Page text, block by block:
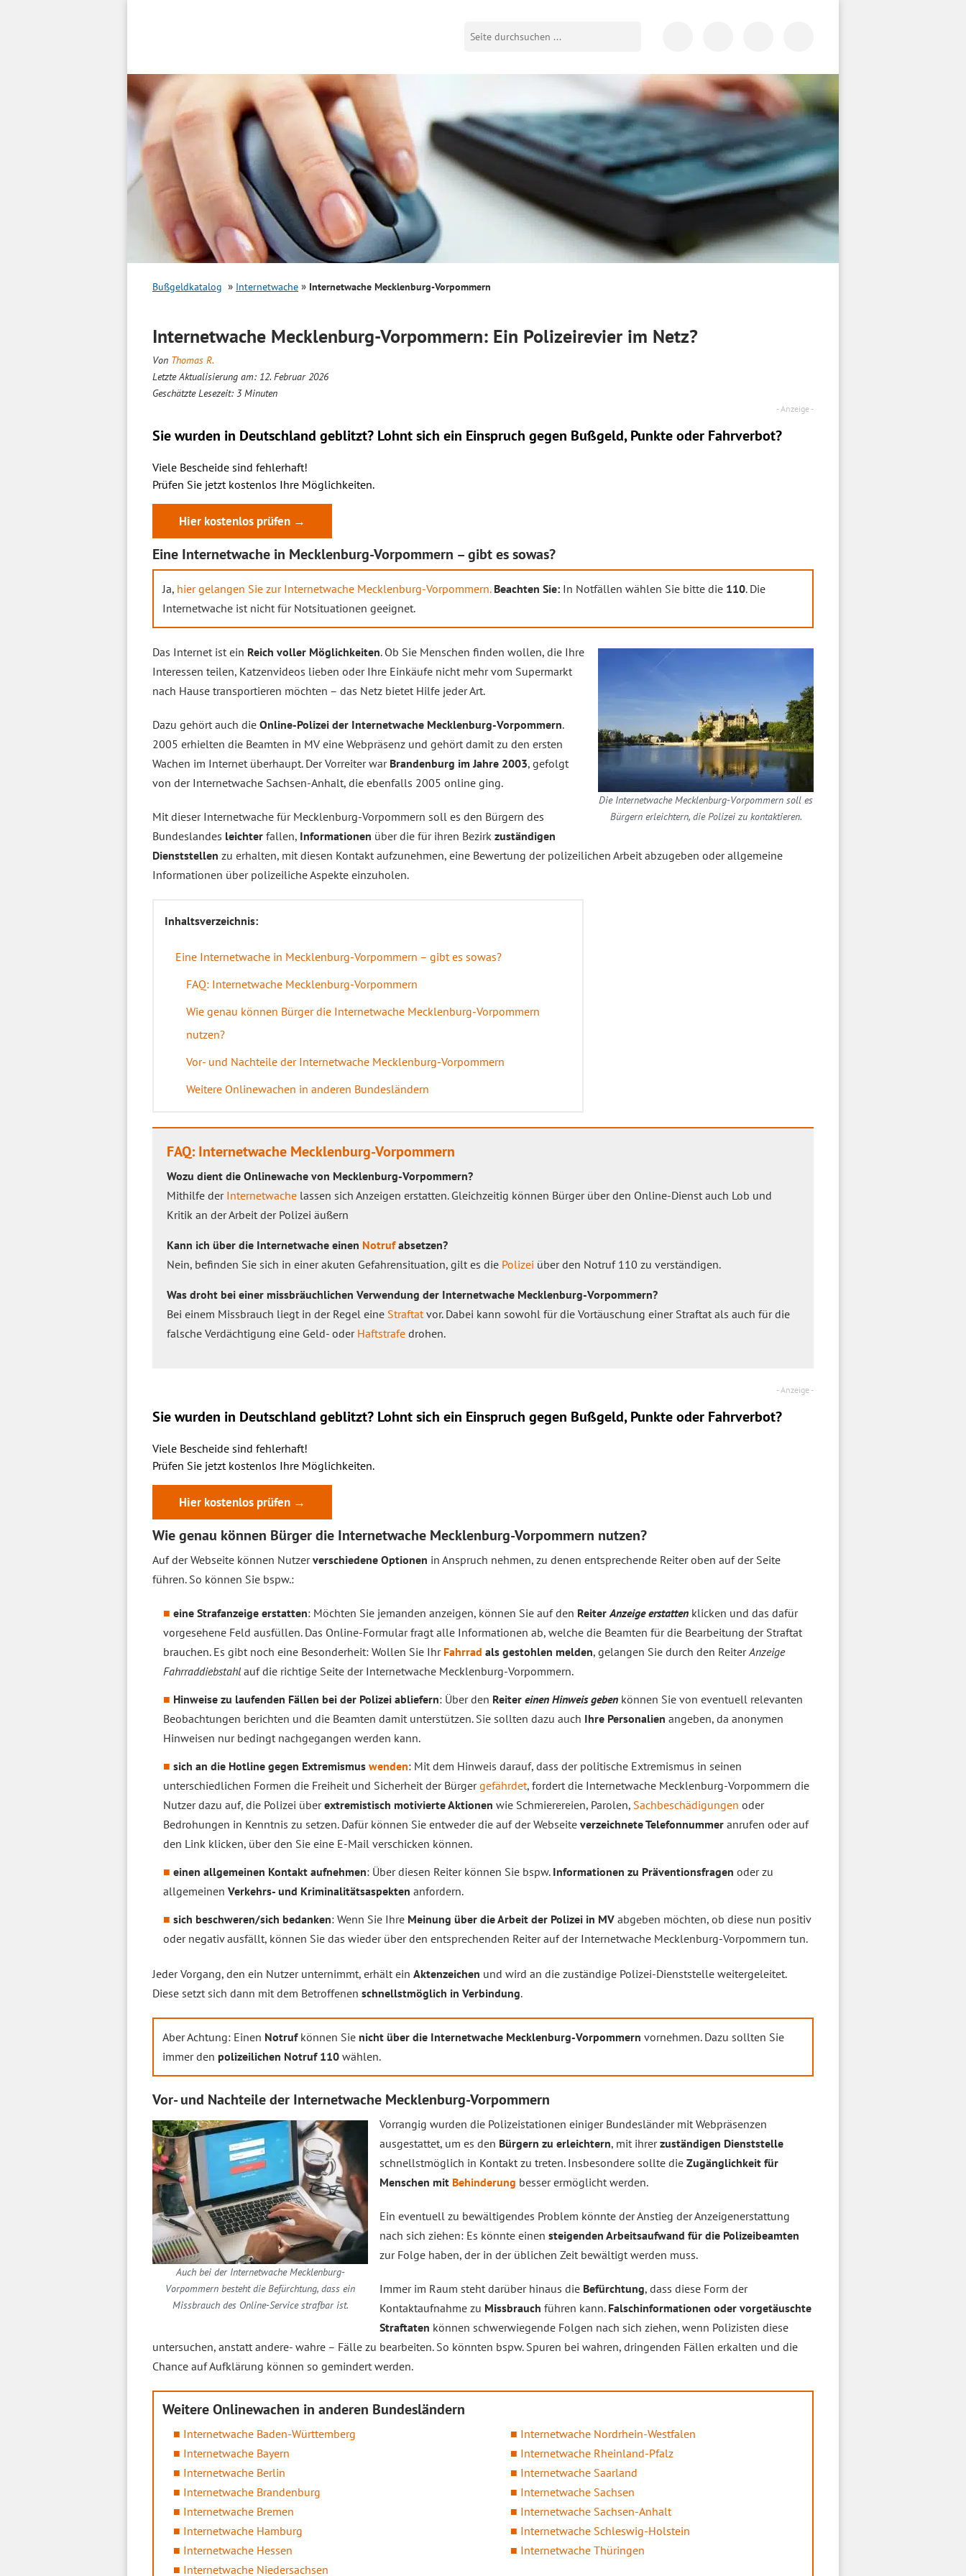
Bußgeldkatalog Internetwache Internetwache Mecklenburg-Vorpommern
Internetwache Mecklenburg-Vorpommern: Ein Polizeirevier im Netz?
Von Thomas R.
Letzte Aktualisierung am: 12. Februar 2026
Geschätzte Lesezeit: 3 Minuten
Sie wurden in Deutschland geblitzt? Lohnt sich ein Einspruch gegen Bußgeld, Punkte oder Fahrverbot?
Viele Bescheide sind fehlerhaft!
Prüfen Sie jetzt kostenlos Ihre Möglichkeiten.
Hier kostenlos prüfen →
Eine Internetwache in Mecklenburg-Vorpommern – gibt es sowas?
Ja, hier gelangen Sie zur Internetwache Mecklenburg-Vorpommern. Beachten Sie: In Notfällen wählen Sie bitte die 110. Die
Internetwache ist nicht für Notsituationen geeignet.
Die Internetwache Mecklenburg-Vorpommern soll es
Bürgern erleichtern, die Polizei zu kontaktieren.
Das Internet ist ein Reich voller Möglichkeiten. Ob Sie Menschen finden wollen, die Ihre
Interessen teilen, Katzenvideos lieben oder Ihre Einkäufe nicht mehr vom Supermarkt
nach Hause transportieren möchten – das Netz bietet Hilfe jeder Art.
Dazu gehört auch die Online-Polizei der Internetwache Mecklenburg-Vorpommern.
2005 erhielten die Beamten in MV eine Webpräsenz und gehört damit zu den ersten
Wachen im Internet überhaupt. Der Vorreiter war Brandenburg im Jahre 2003, gefolgt
von der Internetwache Sachsen-Anhalt, die ebenfalls 2005 online ging.
Mit dieser Internetwache für Mecklenburg-Vorpommern soll es den Bürgern des
Bundeslandes leichter fallen, Informationen über die für ihren Bezirk zuständigen
Dienststellen zu erhalten, mit diesen Kontakt aufzunehmen, eine Bewertung der polizeilichen Arbeit abzugeben oder allgemeine
Informationen über polizeiliche Aspekte einzuholen.
Inhaltsverzeichnis:
Eine Internetwache in Mecklenburg-Vorpommern – gibt es sowas?
FAQ: Internetwache Mecklenburg-Vorpommern
Wie genau können Bürger die Internetwache Mecklenburg-Vorpommern
nutzen?
Vor- und Nachteile der Internetwache Mecklenburg-Vorpommern
Weitere Onlinewachen in anderen Bundesländern
FAQ: Internetwache Mecklenburg-Vorpommern
Wozu dient die Onlinewache von Mecklenburg-Vorpommern?
Mithilfe der Internetwache lassen sich Anzeigen erstatten. Gleichzeitig können Bürger über den Online-Dienst auch Lob und
Kritik an der Arbeit der Polizei äußern
Kann ich über die Internetwache einen Notrufabsetzen?
Nein, befinden Sie sich in einer akuten Gefahrensituation, gilt es die Polizei über den Notruf 110 zu verständigen.
Was droht bei einer missbräuchlichen Verwendung der Internetwache Mecklenburg-Vorpommern?
Bei einem Missbrauch liegt in der Regel eine Straftatvor. Dabei kann sowohl für die Vortäuschung einer Straftat als auch für die
falsche Verdächtigung eine Geld- oder Haftstrafe drohen.
Sie wurden in Deutschland geblitzt? Lohnt sich ein Einspruch gegen Bußgeld, Punkte oder Fahrverbot?
Viele Bescheide sind fehlerhaft!
Prüfen Sie jetzt kostenlos Ihre Möglichkeiten.
Hier kostenlos prüfen →
Wie genau können Bürger die Internetwache Mecklenburg-Vorpommern nutzen?
Auf der Webseite können Nutzerverschiedene Optionen in Anspruch nehmen, zu denen entsprechende Reiter oben auf der Seite
führen. So können Sie bspw.:
eine Strafanzeige erstatten: Möchten Sie jemanden anzeigen, können Sie auf den ReiterAnzeige erstatten klicken und das dafür
vorgesehene Feld ausfüllen. Das Online-Formular fragt alle Informationen ab, welche die Beamten für die Bearbeitung der Straftat
brauchen. Es gibt noch eine Besonderheit: Wollen Sie Ihr Fahrrad als gestohlen melden, gelangen Sie durch den ReiterAnzeige
Fahrraddiebstahl auf die richtige Seite der Internetwache Mecklenburg-Vorpommern.
Hinweise zu laufenden Fällen bei der Polizei abliefern: Über den Reiter einen Hinweis geben können Sie von eventuell relevanten
Beobachtungen berichten und die Beamten damit unterstützen. Sie sollten dazu auch Ihre Personalien angeben, da anonymen
Hinweisen nur bedingt nachgegangen werden kann.
sich an die Hotline gegen Extremismus wenden: Mit dem Hinweis darauf, dass der politische Extremismus in seinen
unterschiedlichen Formen die Freiheit und Sicherheit der Bürgergefährdet, fordert die Internetwache Mecklenburg-Vorpommern die
Nutzer dazu auf, die Polizei überextremistisch motivierte Aktionen wie Schmierereien, Parolen, Sachbeschädigungen oder
Bedrohungen in Kenntnis zu setzen. Dafür können Sie entweder die auf der Webseite verzeichnete Telefonnummer anrufen oder auf
den Link klicken, über den Sie eine E-Mail verschicken können.
einen allgemeinen Kontakt aufnehmen: Über diesen Reiter können Sie bspw. Informationen zu Präventionsfragen oder zu
allgemeinen Verkehrs- und Kriminalitätsaspekten anfordern.
sich beschweren/sich bedanken: Wenn Sie Ihre Meinung über die Arbeit der Polizei in MV abgeben möchten, ob diese nun positiv
oder negativ ausfällt, können Sie das wieder über den entsprechenden Reiter auf der Internetwache Mecklenburg-Vorpommern tun.
Jeder Vorgang, den ein Nutzer unternimmt, erhält ein Aktenzeichen und wird an die zuständige Polizei-Dienststelle weitergeleitet.
Diese setzt sich dann mit dem Betroffenen schnellstmöglich in Verbindung.
Aber Achtung: Einen Notrufkönnen Sie nicht über die Internetwache Mecklenburg-Vorpommern vornehmen. Dazu sollten Sie
immer den polizeilichen Notruf 110 wählen.
Vor- und Nachteile der Internetwache Mecklenburg-Vorpommern
Auch bei der Internetwache Mecklenburg-
Vorpommern besteht die Befürchtung, dass ein
Missbrauch des Online-Service strafbar ist.
Vorrangig wurden die Polizeistationen einiger Bundesländer mit Webpräsenzen
ausgestattet, um es den Bürgern zu erleichtern, mit ihrerzuständigen Dienststelle
schnellstmöglich in Kontakt zu treten. Insbesondere sollte die Zugänglichkeit für
Menschen mit Behinderung besser ermöglicht werden.
Ein eventuell zu bewältigendes Problem könnte der Anstieg der Anzeigenerstattung
nach sich ziehen: Es könnte einen steigenden Arbeitsaufwand für die Polizeibeamten
zur Folge haben, der in der üblichen Zeit bewältigt werden muss.
Immer im Raum steht darüber hinaus die Befürchtung, dass diese Form der
Kontaktaufnahme zu Missbrauch führen kann. Falschinformationen oder vorgetäuschte
Straftaten können schwerwiegende Folgen nach sich ziehen, wenn Polizisten diese
untersuchen, anstatt andere- wahre – Fälle zu bearbeiten. So könnten bspw. Spuren bei wahren, dringenden Fällen erkalten und die
Chance auf Aufklärung können so gemindert werden.
Weitere Onlinewachen in anderen Bundesländern
Internetwache Baden-Württemberg
Internetwache Bayern
Internetwache Berlin
Internetwache Brandenburg
Internetwache Bremen
Internetwache Hamburg
Internetwache Hessen
Internetwache Niedersachsen
Internetwache Nordrhein-Westfalen
Internetwache Rheinland-Pfalz
Internetwache Saarland
Internetwache Sachsen
Internetwache Sachsen-Anhalt
Internetwache Schleswig-Holstein
Internetwache Thüringen